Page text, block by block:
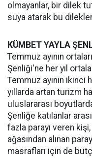
olmayanlar, bir dilek
suya atarak bu
KÜMBET YAYLA
Temmuz ayının
Şenliği'ne her yıl
Temmuz ayının ikinci
yıllarda artan turizm
uluslararası
Şenliğe katılanlar
fazla parayı veren
ağasından alınan
masrafları için de